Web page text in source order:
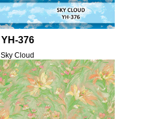
YH-376
Sky Cloud